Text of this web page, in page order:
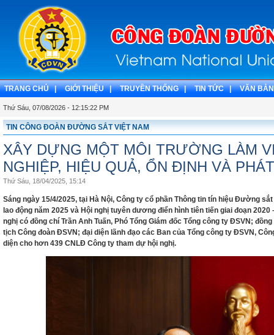
TRANG CHỦ | GIỚI THIỆU | TRUYỀN THỐNG | TIN TỨC | VĂN
Thứ Sáu, 07/08/2026 - 12:15:23 PM
TIN CÔNG ĐOÀN ĐƯỜNG SẮT VIỆT NAM
XÂY DỰNG MỘT MÔI TRƯỜNG LÀM
NGHIỆP, HIỆU QUẢ, ỔN ĐỊNH VÀ
Thứ Sáu, 18/04/2025, 15:14
Sáng ngày 15/4/2025, tại Hà Nội, Công ty cổ phần Thông tin tín hiệu Đường
lao động năm 2025 và Hội nghị tuyên dương điển hình tiên tiến giai đoạn
nghị có đồng chí Trần Anh Tuấn, Phó Tổng Giám đốc Tổng công ty ĐSVN;
tịch Công đoàn ĐSVN; đại diện lãnh đạo các Ban của Tổng công ty ĐSVN,
diện cho hơn 439 CNLĐ Công ty tham dự hội nghị.